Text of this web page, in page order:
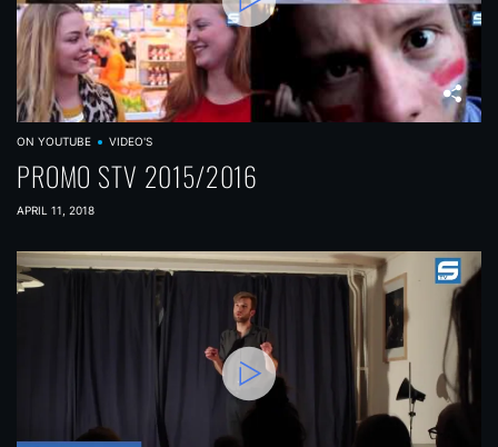
ON YOUTUBE VIDEO'S
PROMO STV 2015/2016
APRIL 11, 2018